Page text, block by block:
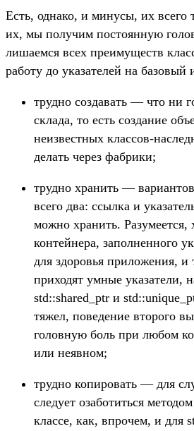
Есть, однако, и минусы, их всего
их, мы получим постоянную
лишаемся всех преимуществ
работу до указателей на
трудно создавать — что ни
склада, то есть создание
неизвестных классов-
делать через фабрики;
трудно хранить —
всего два: ссылка и
можно хранить. Разумеется,
контейнера, заполненного
для здоровья приложения,
приходят умные указатели,
std::shared_ptr и
тяжел, поведение второго
головную боль при любом
или неявном;
трудно копировать — для
следует озаботиться
классе, как, впрочем, и для